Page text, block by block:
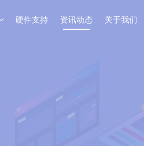
硬件支持 资讯动态 关于我们